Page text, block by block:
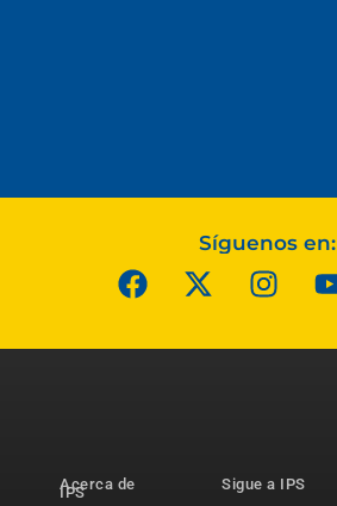
Síguenos en:
Acerca de
IPS
Sigue a IPS